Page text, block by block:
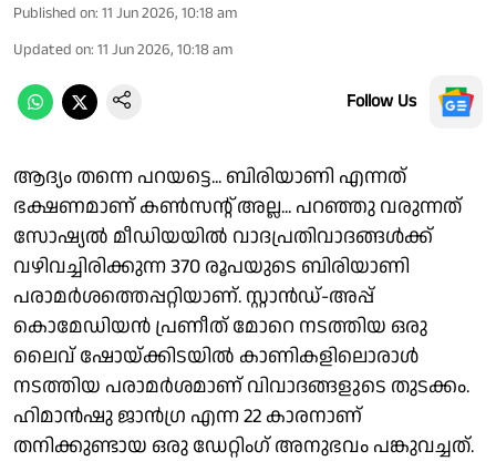
Published on: 11 Jun 2026, 10:18 am
Updated on: 11 Jun 2026, 10:18 am
Follow Us
ആദ്യം തന്നെ പറയട്ടെ... ബിരിയാണി എന്നത്
ഭക്ഷണമാണ് കൺസൻ്റ് അല്ല... പറഞ്ഞു വരുന്നത്
സോഷ്യൽ മീഡിയയിൽ വാ​ദപ്രതിവാദങ്ങൾക്ക്
വഴിവച്ചിരിക്കുന്ന 370 രൂപയുടെ ബിരിയാണി
പരാമർശത്തെപ്പറ്റിയാണ്. സ്റ്റാൻഡ്-അപ്പ്
കൊമേഡിയൻ പ്രണീത് മോറെ നടത്തിയ ഒരു
ലൈവ് ഷോയ്ക്കിടയിൽ കാണികളിലൊരാൾ
നടത്തിയ പരാമർശമാണ് വിവാദങ്ങളുടെ തുടക്കം.
ഹിമാൻഷു ജാൻഗ്ര എന്ന 22 കാരനാണ്
തനിക്കുണ്ടായ ഒരു ഡേറ്റിംഗ് അനുഭവം പങ്കുവച്ചത്.